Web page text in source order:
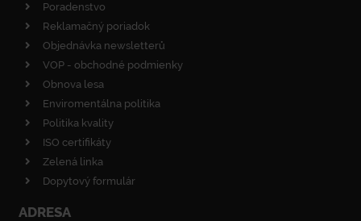
Poradenstvo
Reklamačný poriadok
Objednávka newsletterů
VOP - obchodné podmienky
Obnova lesa
Enviromentálna politika
Politika kvality
ISO certifikáty
Zelená linka
Dopytový formulár
ADRESA